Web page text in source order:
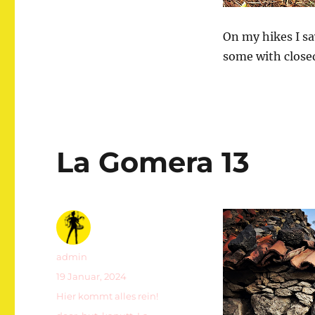
On my hikes I
some with
La Gomera 13
Autor
admin
Veröffentlicht
am
19 Januar, 2024
Kategorien
Hier kommt alles rein!